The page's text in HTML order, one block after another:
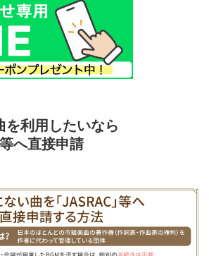
を利用したいなら
へ直接申請